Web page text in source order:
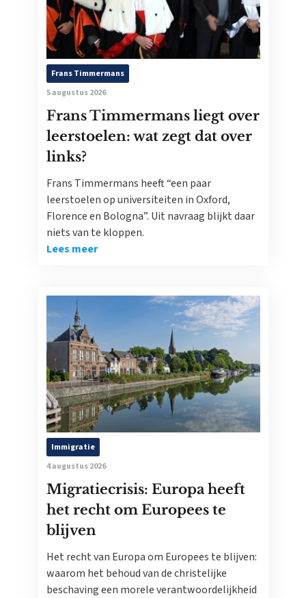
Frans Timmermans
5 augustus 2026
Frans Timmermans liegt over
leerstoelen: wat zegt dat over
links?
Frans Timmermans heeft “een paar
leerstoelen op universiteiten in Oxford,
Florence en Bologna”. Uit navraag blijkt daar
niets van te kloppen.
Lees meer
Immigratie
4 augustus 2026
Migratiecrisis: Europa heeft
het recht om Europees te
blijven
Het recht van Europa om Europees te blijven:
waarom het behoud van de christelijke
beschaving een morele verantwoordelijkheid